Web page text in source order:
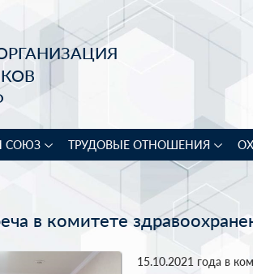
СОЮЗ ТРУДОВЫЕ ОТНОШЕНИЯ
в комитете
15.10.2021 года в